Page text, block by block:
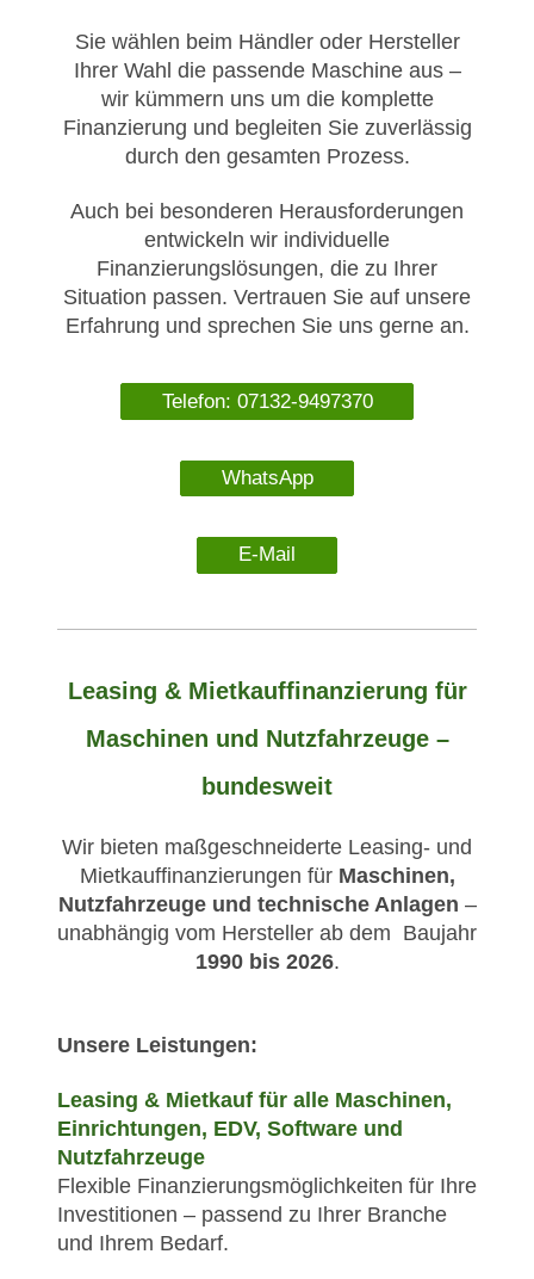
Sie wählen beim Händler oder Hersteller
Ihrer Wahl die passende Maschine aus –
wir kümmern uns um die komplette
Finanzierung und begleiten Sie zuverlässig
durch den gesamten Prozess.
Auch bei besonderen Herausforderungen
entwickeln wir individuelle
Finanzierungslösungen, die zu Ihrer
Situation passen. Vertrauen Sie auf unsere
Erfahrung und sprechen Sie uns gerne an.
Telefon: 07132-9497370
WhatsApp
E-Mail
Leasing & Mietkauffinanzierung für
Maschinen und Nutzfahrzeuge –
bundesweit
Wir bieten maßgeschneiderte Leasing- und
Mietkauffinanzierungen für Maschinen,
Nutzfahrzeuge und technische Anlagen –
unabhängig vom Hersteller ab dem Baujahr
1990 bis 2026.
Unsere Leistungen:
Leasing & Mietkauf für alle Maschinen,
Einrichtungen, EDV, Software und
Nutzfahrzeuge
Flexible Finanzierungsmöglichkeiten für Ihre
Investitionen – passend zu Ihrer Branche
und Ihrem Bedarf.